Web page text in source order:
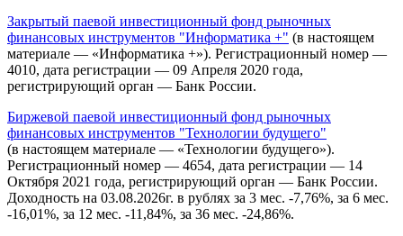
Закрытый паевой инвестиционный фонд рыночных
финансовых инструментов "Информатика +" (в настоящем
материале — «Информатика +»). Регистрационный номер —
4010, дата регистрации — 09 Апреля 2020 года,
регистрирующий орган — Банк России.
Биржевой паевой инвестиционный фонд рыночных
финансовых инструментов "Технологии будущего"
(в настоящем материале — «Технологии будущего»).
Регистрационный номер — 4654, дата регистрации — 14
Октября 2021 года, регистрирующий орган — Банк России.
Доходность на 03.08.2026г. в рублях за 3 мес. -7,76%, за 6 мес.
-16,01%, за 12 мес. -11,84%, за 36 мес. -24,86%.